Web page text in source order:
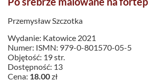
Przemysław Szczotka
Wydanie: Katowice 2021
Numer: ISMN: 979-0-801570-05-5
Objętość: 19 str.
Dostępność: 13
Cena: 18.00zł